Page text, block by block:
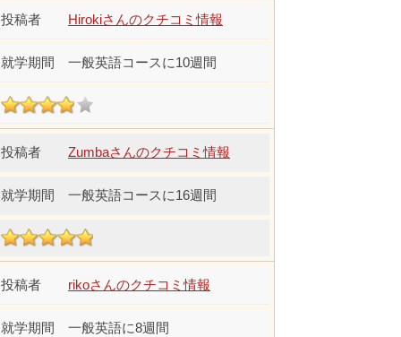
Hirokiさんのクチコミ情報
一般英語コースに10週間
Zumbaさんのクチコミ情報
一般英語コースに16週間
rikoさんのクチコミ情報
一般英語に8週間